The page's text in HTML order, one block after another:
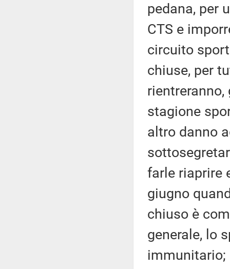
pedana, per
CTS e
circuito
chiuse, per
stagione
altro danno
farle riaprire
giugno
chiuso è
generale, lo
immunitario;